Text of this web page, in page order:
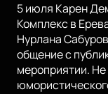
5 июля Карен
Комплекс в
Нурлана
общение с
мероприятии.